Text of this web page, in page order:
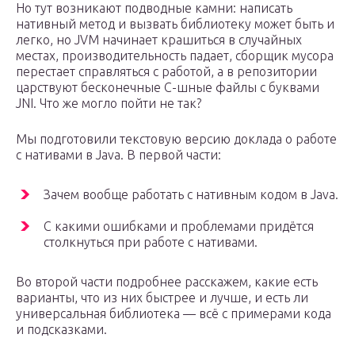
Но тут возникают подводные камни: написать
нативный метод и вызвать библиотеку может быть и
легко, но JVM начинает крашиться в случайных
местах, производительность падает, сборщик мусора
перестает справляться с работой, а в репозитории
царствуют бесконечные C-шные файлы с буквами
JNI. Что же могло пойти не так?
Мы подготовили текстовую версию доклада о работе
с нативами в Java. В первой части:
Зачем вообще работать с нативным кодом в Java.
С какими ошибками и проблемами придётся
столкнуться при работе с нативами.
Во второй части подробнее расскажем, какие есть
варианты, что из них быстрее и лучше, и есть ли
универсальная библиотека — всё с примерами кода
и подсказками.